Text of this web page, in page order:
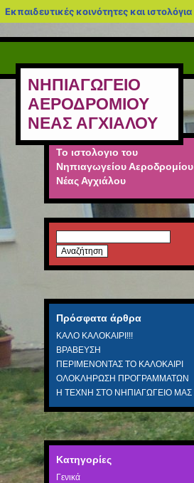
Εκπαιδευτικές κοινότητες και ιστολόγια
ΝΗΠΙΑΓΩΓΕΙΟ
ΑΕΡΟΔΡΟΜΙΟΥ
ΝΕΑΣ ΑΓΧΙΑΛΟΥ
Το ιστολογιο του
Νηπιαγωγείου Αεροδρομίου
Νέας Αγχιάλου
για:
Πρόσφατα άρθρα
ΚΑΛΟ ΚΑΛΟΚΑΙΡΙ!!!
ΒΡΑΒΕΥΣΗ
ΠΕΡΙΜΕΝΟΝΤΑΣ ΤΟ ΚΑΛΟΚΑΙΡΙ
ΟΛΟΚΛΗΡΩΣΗ ΠΡΟΓΡΑΜΜΑΤΩΝ
Η ΤΕΧΝΗ ΣΤΟ ΝΗΠΙΑΓΩΓΕΙΟ ΜΑΣ
Kατηγορίες
Γενικά